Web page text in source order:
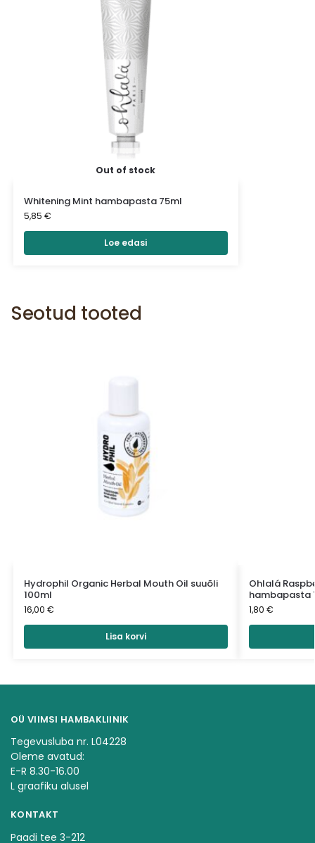
Out of stock
Whitening Mint hambapasta 75ml
5,85 €
Loe edasi
Seotud tooted
Hydrophil Organic Herbal Mouth Oil suuõli
100ml
16,00 €
Lisa korvi
Ohlalá
hambapasta
1,80 €
OÜ VIIMSI HAMBAKLIINIK
Tegevusluba nr. L04228
Oleme avatud:
E-R 8.30-16.00
L graafiku alusel
KONTAKT
Paadi tee 3-212